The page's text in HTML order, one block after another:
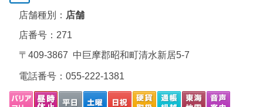
店舗種別： 店舗
店番号：271
〒409-3867 中巨摩郡昭和町清水新居5-7
電話番号： 055-222-1381